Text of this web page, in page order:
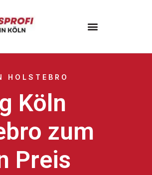
HOLSTEBRO
Köln
zum
Preis